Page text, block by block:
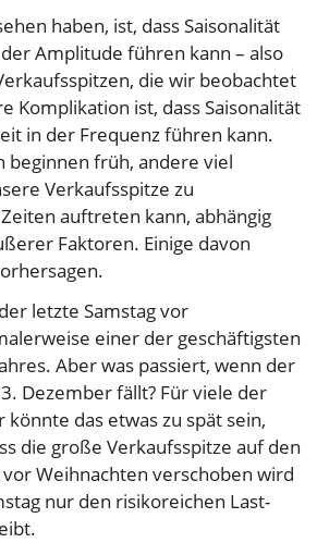
haben, ist, dass Saisonalität
Amplitude führen kann – also
die wir beobachtet
Komplikation ist, dass Saisonalität
in der Frequenz führen kann.
beginnen früh, andere viel
Verkaufsspitze zu
auftreten kann, abhängig
Faktoren. Einige davon
letzte Samstag vor
einer der geschäftigsten
Aber was passiert, wenn der
Dezember fällt? Für viele der
das etwas zu spät sein,
die große Verkaufsspitze auf den
vor Weihnachten verschoben wird
nur den risikoreichen Last-